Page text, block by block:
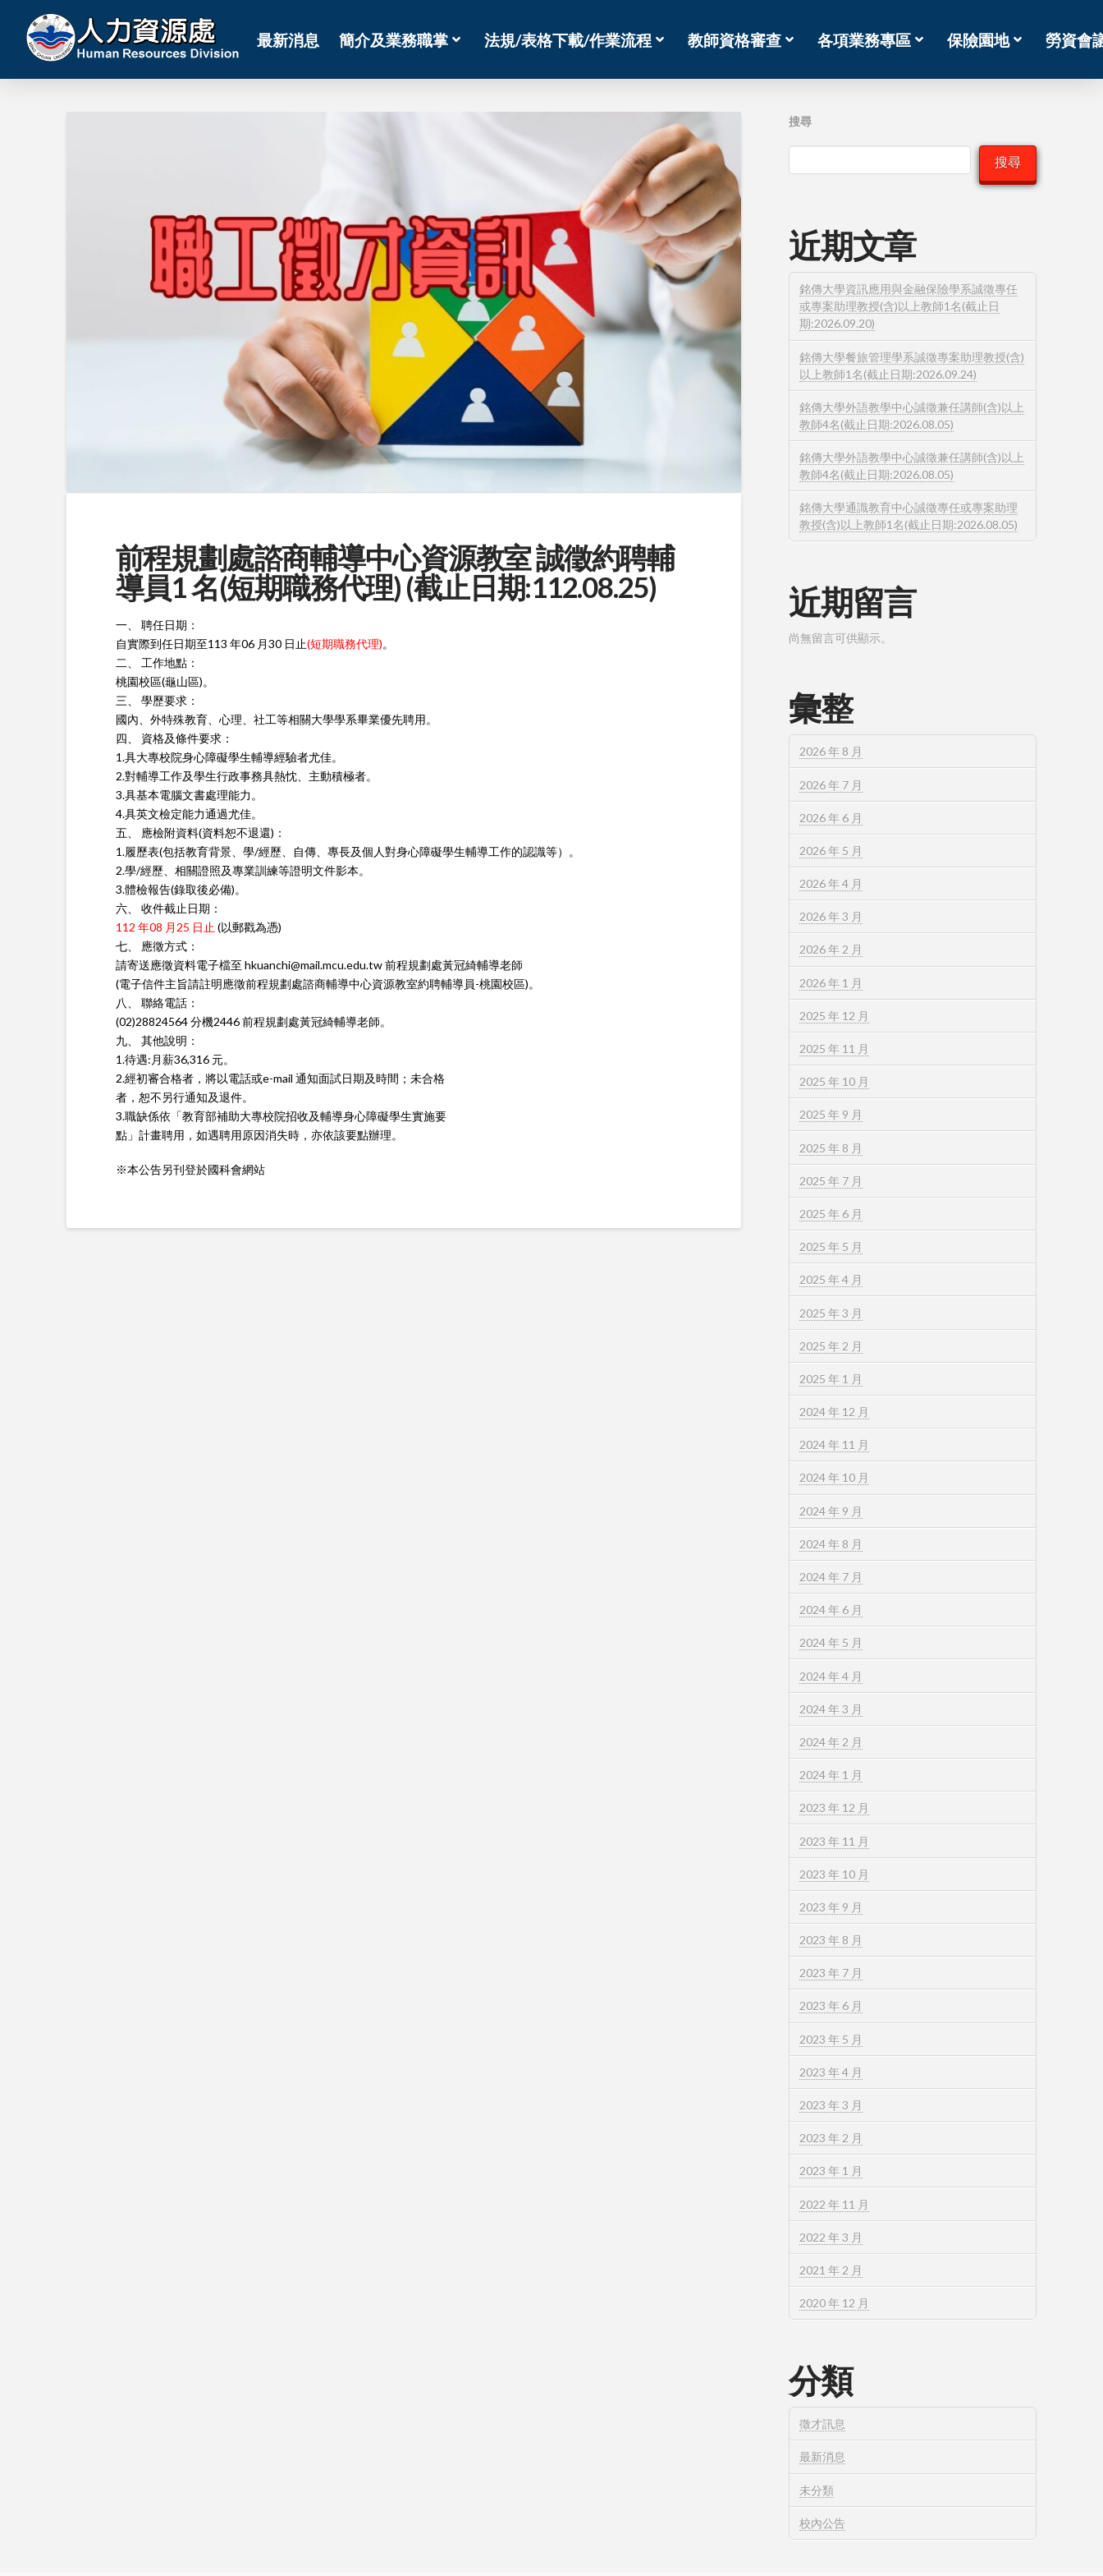
最新消息 簡介及業務職掌 法規/表格下載/作業流程 教師資格審查 各項業務專區 保險園地 勞資會
前程規劃處諮商輔導中心資源教室 誠徵約聘輔
導員1 名(短期職務代理) (截止日期:112.08.25)
一、 聘任日期：
自實際到任日期至113 年06 月30 日止(短期職務代理)。
二、 工作地點：
桃園校區(龜山區)。
三、 學歷要求：
國內、外特殊教育、心理、社工等相關大學學系畢業優先聘用。
四、 資格及條件要求：
1.具大專校院身心障礙學生輔導經驗者尤佳。
2.對輔導工作及學生行政事務具熱忱、主動積極者。
3.具基本電腦文書處理能力。
4.具英文檢定能力通過尤佳。
五、 應檢附資料(資料恕不退還)：
1.履歷表(包括教育背景、學/經歷、自傳、專長及個人對身心障礙學生輔導工作的認識等）。
2.學/經歷、相關證照及專業訓練等證明文件影本。
3.體檢報告(錄取後必備)。
六、 收件截止日期：
112 年08 月25 日止 (以郵戳為憑)
七、 應徵方式：
請寄送應徵資料電子檔至 hkuanchi@mail.mcu.edu.tw前程規劃處黃冠綺輔導老師
(電子信件主旨請註明應徵前程規劃處諮商輔導中心資源教室約聘輔導員-桃園校區)。
八、 聯絡電話：
(02)28824564 分機2446 前程規劃處黃冠綺輔導老師。
九、 其他說明：
1.待遇:月薪36,316 元。
2.經初審合格者，將以電話或e-mail 通知面試日期及時間；未合格
者，恕不另行通知及退件。
3.職缺係依「教育部補助大專校院招收及輔導身心障礙學生實施要
點」計畫聘用，如遇聘用原因消失時，亦依該要點辦理。
※本公告另刊登於國科會網站
搜尋
搜尋
近期文章
銘傳大學資訊應用與金融保險學系誠徵專任
或專案助理教授(含)以上教師1名(截止日
期:2026.09.20)
銘傳大學餐旅管理學系誠徵專案助理教授(含)
以上教師1名(截止日期:2026.09.24)
銘傳大學外語教學中心誠徵兼任講師(含)以上
教師4名(截止日期:2026.08.05)
銘傳大學外語教學中心誠徵兼任講師(含)以上
教師4名(截止日期:2026.08.05)
銘傳大學通識教育中心誠徵專任或專案助理
教授(含)以上教師1名(截止日期:2026.08.05)
近期留言
尚無留言可供顯示。
彙整
2026 年 8 月
2026 年 7 月
2026 年 6 月
2026 年 5 月
2026 年 4 月
2026 年 3 月
2026 年 2 月
2026 年 1 月
2025 年 12 月
2025 年 11 月
2025 年 10 月
2025 年 9 月
2025 年 8 月
2025 年 7 月
2025 年 6 月
2025 年 5 月
2025 年 4 月
2025 年 3 月
2025 年 2 月
2025 年 1 月
2024 年 12 月
2024 年 11 月
2024 年 10 月
2024 年 9 月
2024 年 8 月
2024 年 7 月
2024 年 6 月
2024 年 5 月
2024 年 4 月
2024 年 3 月
2024 年 2 月
2024 年 1 月
2023 年 12 月
2023 年 11 月
2023 年 10 月
2023 年 9 月
2023 年 8 月
2023 年 7 月
2023 年 6 月
2023 年 5 月
2023 年 4 月
2023 年 3 月
2023 年 2 月
2023 年 1 月
2022 年 11 月
2022 年 3 月
2021 年 2 月
2020 年 12 月
分類
徵才訊息
最新消息
未分類
校內公告